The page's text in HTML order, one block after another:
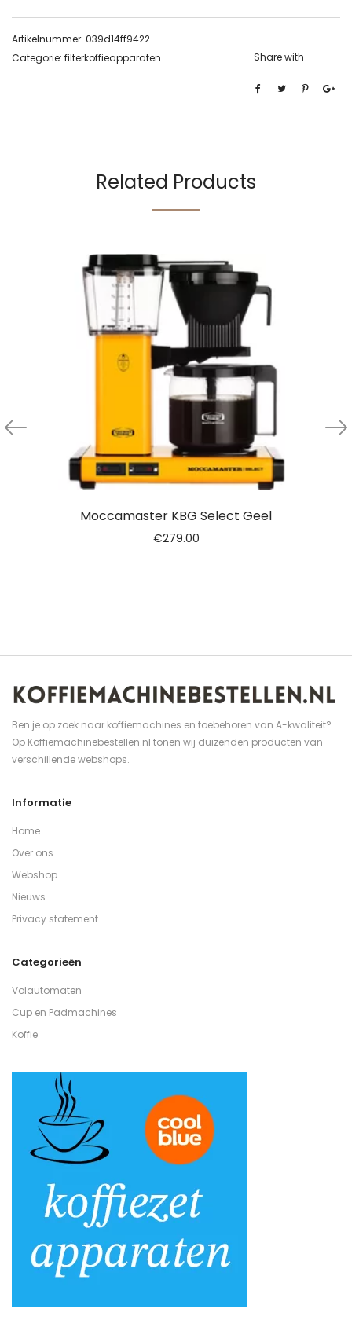
Artikelnummer: 039d14ff9422
Categorie: filterkoffieapparaten Share with
Related Products
Moccamaster KBG Select Geel
€279.00
Ben je op zoek naar koffiemachines en toebehoren van A-kwaliteit?
Op Koffiemachinebestellen.nl tonen wij duizenden producten van
verschillende webshops.
Informatie
Home
Over ons
Webshop
Nieuws
Privacy statement
Categorieën
Volautomaten
Cup en Padmachines
Koffie